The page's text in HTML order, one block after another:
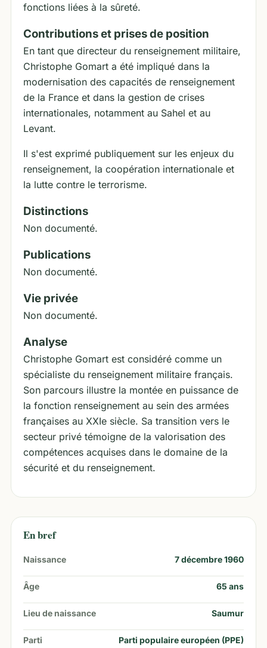
fonctions liées à la sûreté.
Contributions et prises de position
En tant que directeur du renseignement militaire,
Christophe Gomart a été impliqué dans la
modernisation des capacités de renseignement
de la France et dans la gestion de crises
internationales, notamment au Sahel et au
Levant.
Il s'est exprimé publiquement sur les enjeux du
renseignement, la coopération internationale et
la lutte contre le terrorisme.
Distinctions
Non documenté.
Publications
Non documenté.
Vie privée
Non documenté.
Analyse
Christophe Gomart est considéré comme un
spécialiste du renseignement militaire français.
Son parcours illustre la montée en puissance de
la fonction renseignement au sein des armées
françaises au XXIe siècle. Sa transition vers le
secteur privé témoigne de la valorisation des
compétences acquises dans le domaine de la
sécurité et du renseignement.
En bref
Naissance 7 décembre 1960
Âge 65 ans
Lieu de naissance Saumur
Parti Parti populaire européen (PPE)